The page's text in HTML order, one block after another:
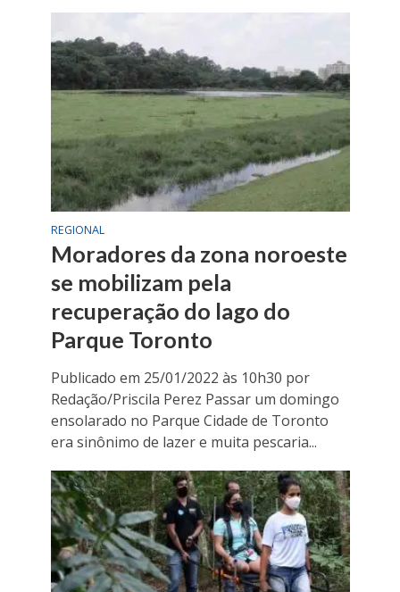
REGIONAL
Moradores da zona noroeste
se mobilizam pela
recuperação do lago do
Parque Toronto
Publicado em 25/01/2022 às 10h30 por
Redação/Priscila Perez Passar um domingo
ensolarado no Parque Cidade de Toronto
era sinônimo de lazer e muita pescaria...